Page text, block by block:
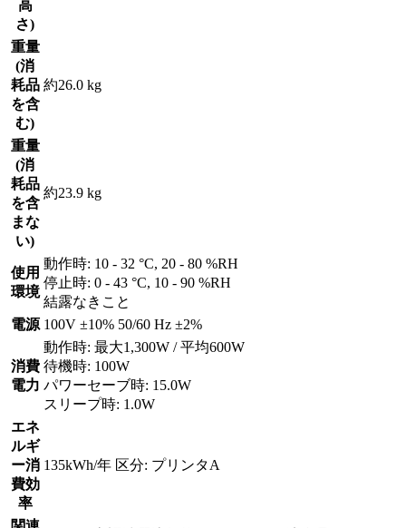
高
さ)
重量
(消
耗品
を含
む)
約26.0 kg
重量
(消
耗品
を含
まな
い)
約23.9 kg
使用
環境
動作時: 10 - 32 °C, 20 - 80 %RH
停止時: 0 - 43 °C, 10 - 90 %RH
結露なきこと
電源 100V ±10% 50/60 Hz ±2%
消費
電力
動作時: 最大1,300W / 平均600W
待機時: 100W
パワーセーブ時: 15.0W
スリープ時: 1.0W
エネ
ルギ
ー消
費効
率
135kWh/年 区分: プリンタA